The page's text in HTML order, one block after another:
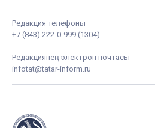
Редакция телефоны
+7 (843) 222-0-999 (1304)
Редакциянең электрон почтасы
infotat@tatar-inform.ru